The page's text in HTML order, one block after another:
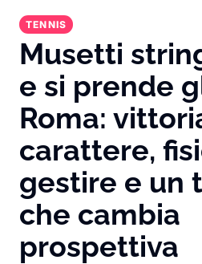
TENNIS
Musetti
e si prende
Roma:
carattere,
gestire e un
che cambia
prospettiva